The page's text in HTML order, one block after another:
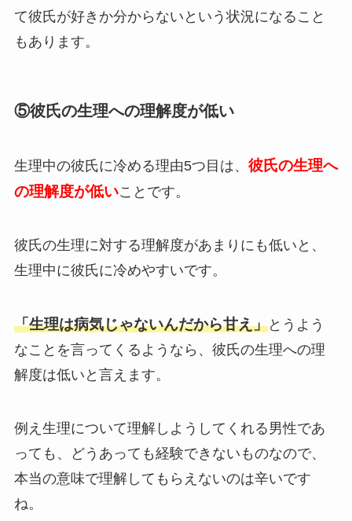
て彼氏が好きか分からないという状況になること
もあります。
⑤彼氏の生理への理解度が低い
生理中の彼氏に冷める理由5つ目は、 彼氏の生理へ
の理解度が低いことです。
彼氏の生理に対する理解度があまりにも低いと、
生理中に彼氏に冷めやすいです。
「生理は病気じゃないんだから甘え」とうよう
なことを言ってくるようなら、彼氏の生理への理
解度は低いと言えます。
例え生理について理解しようしてくれる男性であ
っても、どうあっても経験できないものなので、
本当の意味で理解してもらえないのは辛いです
ね。